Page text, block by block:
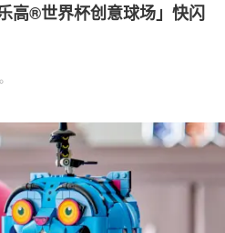
高®世界杯创意球场」快闪